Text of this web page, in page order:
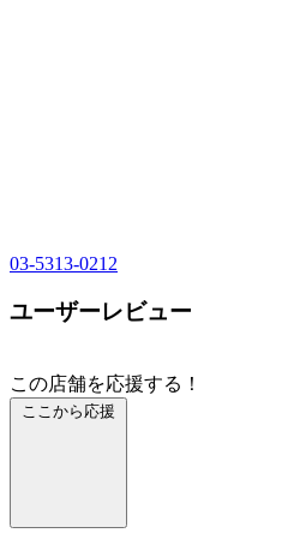
03-5313-0212
ユーザーレビュー
この店舗を応援する！
ここから応援